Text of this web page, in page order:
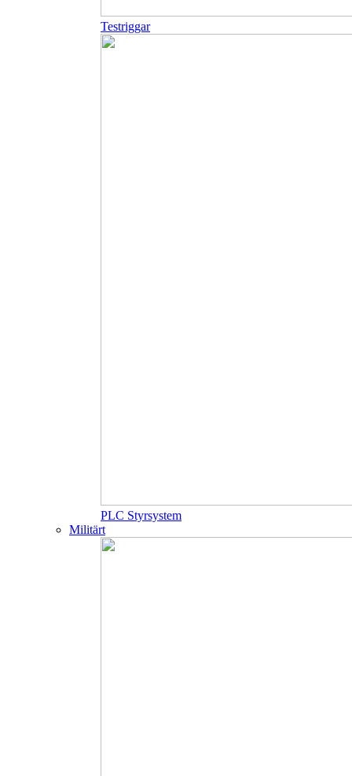
Testriggar
PLC Styrsystem
Militärt